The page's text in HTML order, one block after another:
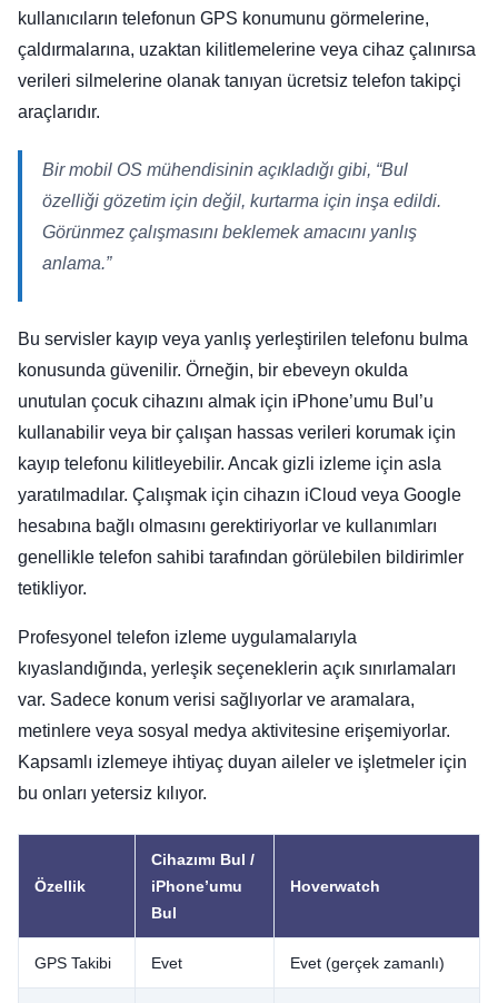
kullanıcıların telefonun GPS konumunu görmelerine,
çaldırmalarına, uzaktan kilitlemelerine veya cihaz çalınırsa
verileri silmelerine olanak tanıyan ücretsiz telefon takipçi
araçlarıdır.
Bir mobil OS mühendisinin açıkladığı gibi, “Bul
özelliği gözetim için değil, kurtarma için inşa edildi.
Görünmez çalışmasını beklemek amacını yanlış
anlama.”
Bu servisler kayıp veya yanlış yerleştirilen telefonu bulma
konusunda güvenilir. Örneğin, bir ebeveyn okulda
unutulan çocuk cihazını almak için iPhone’umu Bul’u
kullanabilir veya bir çalışan hassas verileri korumak için
kayıp telefonu kilitleyebilir. Ancak gizli izleme için asla
yaratılmadılar. Çalışmak için cihazın iCloud veya Google
hesabına bağlı olmasını gerektiriyorlar ve kullanımları
genellikle telefon sahibi tarafından görülebilen bildirimler
tetikliyor.
Profesyonel telefon izleme uygulamalarıyla
kıyaslandığında, yerleşik seçeneklerin açık sınırlamaları
var. Sadece konum verisi sağlıyorlar ve aramalara,
metinlere veya sosyal medya aktivitesine erişemiyorlar.
Kapsamlı izlemeye ihtiyaç duyan aileler ve işletmeler için
bu onları yetersiz kılıyor.
Özellik
Cihazımı Bul /
iPhone’umu
Bul
Hoverwatch
GPS Takibi Evet Evet (gerçek zamanlı)